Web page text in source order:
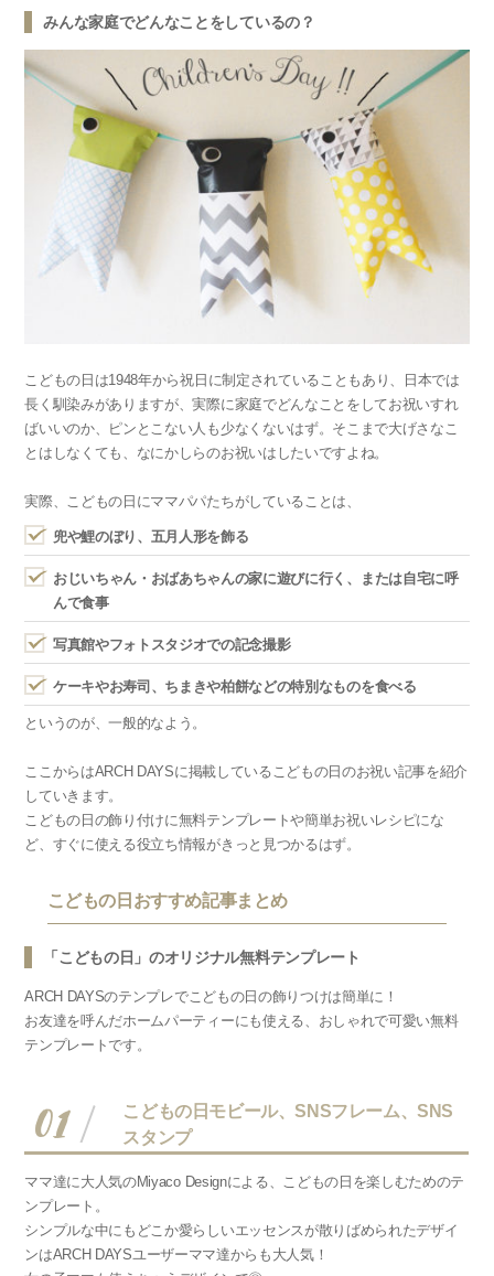
みんな家庭でどんなことをしているの？
こどもの日は1948年から祝日に制定されていることもあり、日本では
長く馴染みがありますが、実際に家庭でどんなことをしてお祝いすれ
ばいいのか、ピンとこない人も少なくないはず。そこまで大げさなこ
とはしなくても、なにかしらのお祝いはしたいですよね。
実際、こどもの日にママパパたちがしていることは、
兜や鯉のぼり、五月人形を飾る
おじいちゃん・おばあちゃんの家に遊びに行く、または自宅に呼
んで食事
写真館やフォトスタジオでの記念撮影
ケーキやお寿司、ちまきや柏餅などの特別なものを食べる
というのが、一般的なよう。
ここからはARCH DAYSに掲載しているこどもの日のお祝い記事を紹介
していきます。
こどもの日の飾り付けに無料テンプレートや簡単お祝いレシピにな
ど、すぐに使える役立ち情報がきっと見つかるはず。
こどもの日おすすめ記事まとめ
「こどもの日」のオリジナル無料テンプレート
ARCH DAYSのテンプレでこどもの日の飾りつけは簡単に！
お友達を呼んだホームパーティーにも使える、おしゃれで可愛い無料
テンプレートです。
01
こどもの日モビール、SNSフレーム、SNS
スタンプ
ママ達に大人気のMiyaco Designによる、こどもの日を楽しむためのテ
ンプレート。
シンプルな中にもどこか愛らしいエッセンスが散りばめられたデザイ
ンはARCH DAYSユーザーママ達からも大人気！